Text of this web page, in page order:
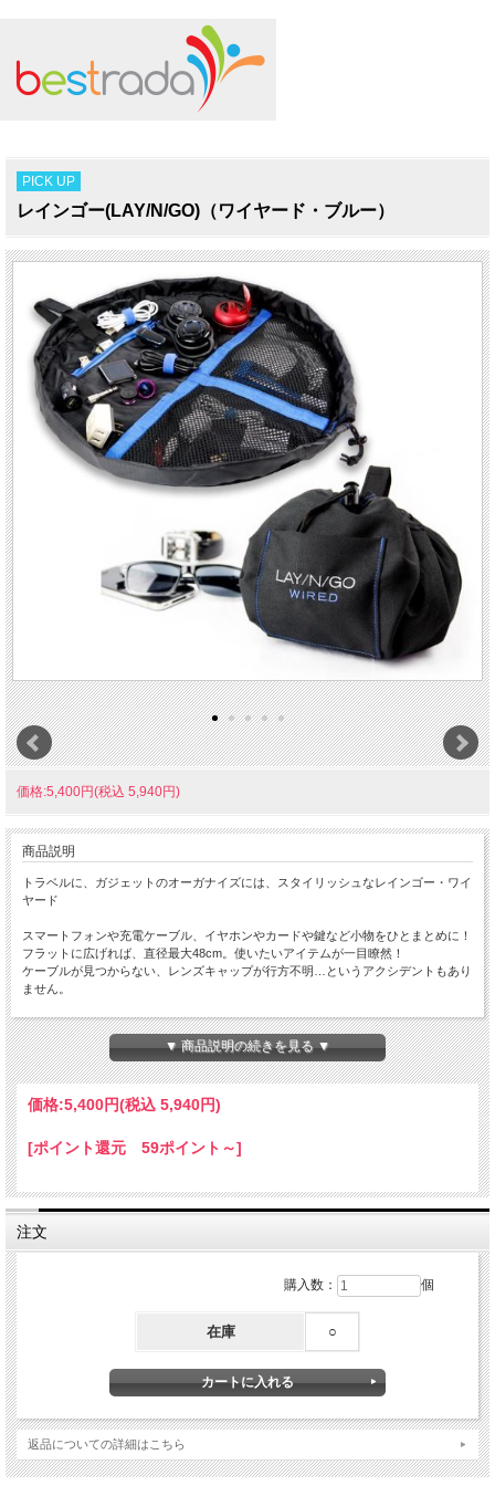
PICK UP
レインゴー(LAY/N/GO)（ワイヤード・ブルー）
価格:5,400円(税込 5,940円)
商品説明
トラベルに、ガジェットのオーガナイズには、スタイリッシュなレインゴー・ワイ
ヤード
スマートフォンや充電ケーブル、イヤホンやカードや鍵など小物をひとまとめに！
フラットに広げれば、直径最大48cm。使いたいアイテムが一目瞭然！
ケーブルが見つからない、レンズキャップが行方不明…というアクシデントもあり
ません。
内側には 12cm x 12cm のジッパー付きポケット、小分け用のメッシュポケットが2
つ付いています。
SDカードや充電ケーブルなど細かいガジェットをしまうのに便利です。
外側：ポリエステル 100%
内側：リップストップポリエステル
▼ 商品説明の続きを見る ▼
価格:5,400円(税込 5,940円)
[ポイント還元 59ポイント～]
注文
購入数： 個
在庫 ○
返品についての詳細はこちら